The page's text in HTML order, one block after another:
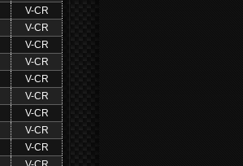
V-CR
V-CR
V-CR
V-CR
V-CR
V-CR
V-CR
V-CR
V-CR